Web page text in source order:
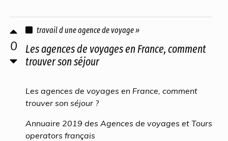
0
travail d une agence de voyage »
Les agences de voyages en France, comment
trouver son séjour
Les agences de voyages en France, comment
trouver son séjour ?
Annuaire 2019 des Agences de voyages et Tours
operators français